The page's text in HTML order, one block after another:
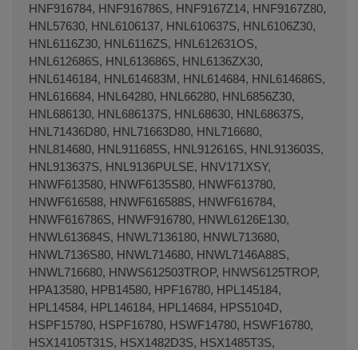
HNF916784, HNF916786S, HNF9167Z14, HNF9167Z80,
HNL57630, HNL6106137, HNL610637S, HNL6106Z30,
HNL6116Z30, HNL6116ZS, HNL612631OS,
HNL612686S, HNL613686S, HNL6136ZX30,
HNL6146184, HNL614683M, HNL614684, HNL614686S,
HNL616684, HNL64280, HNL66280, HNL6856Z30,
HNL686130, HNL686137S, HNL68630, HNL68637S,
HNL71436D80, HNL71663D80, HNL716680,
HNL814680, HNL911685S, HNL912616S, HNL913603S,
HNL913637S, HNL9136PULSE, HNV171XSY,
HNWF613580, HNWF6135S80, HNWF613780,
HNWF616588, HNWF616588S, HNWF616784,
HNWF616786S, HNWF916780, HNWL6126E130,
HNWL613684S, HNWL7136180, HNWL713680,
HNWL7136S80, HNWL714680, HNWL7146A88S,
HNWL716680, HNWS612503TROP, HNWS6125TROP,
HPA13580, HPB14580, HPF16780, HPL145184,
HPL14584, HPL146184, HPL14684, HPS5104D,
HSPF15780, HSPF16780, HSWF14780, HSWF16780,
HSX14105T31S, HSX1482D3S, HSX1485T3S,